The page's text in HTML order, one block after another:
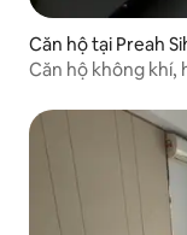
Căn hộ tại Preah
Căn hộ không khí,